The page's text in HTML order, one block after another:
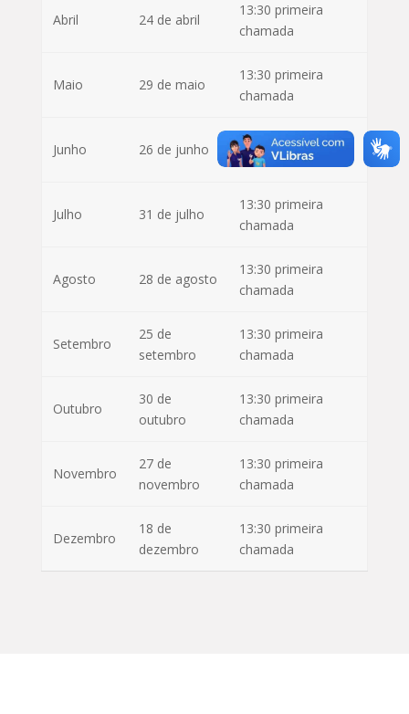
Abril 24 de abril
13:30 primeira
chamada
Maio 29 de maio
13:30 primeira
chamada
Junho 26 de junho
13:30 primeira
chamada
Julho 31 de julho
13:30 primeira
chamada
Agosto 28 de agosto
13:30 primeira
chamada
Setembro
25 de
setembro
13:30 primeira
chamada
Outubro
30 de
outubro
13:30 primeira
chamada
Novembro
27 de
novembro
13:30 primeira
chamada
Dezembro
18 de
dezembro
13:30 primeira
chamada